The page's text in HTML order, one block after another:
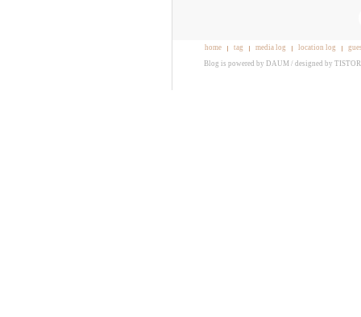
home tag media log location log
Blog is powered by DAUM / designed by